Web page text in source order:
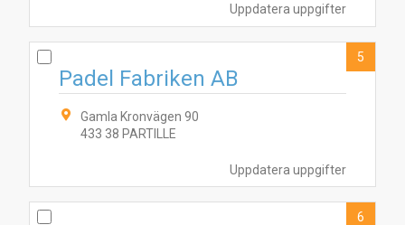
Uppdatera uppgifter
Uppdatera uppgifter
Padel Fabriken AB
Gamla Kronvägen 90
433 38 PARTILLE
5
6
14
5
89